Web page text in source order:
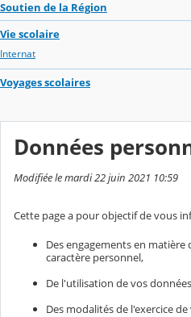
Soutien de la Région
Vie scolaire
Internat
Voyages scolaires
Données
Modifiée le mardi 22 juin 2021 10:59
Cette page a pour objectif de vous
Des engagements en
caractère personnel,
De l'utilisation de vos
Des modalités de l'exercice